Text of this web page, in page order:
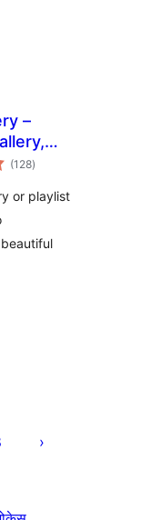
–
(128कुल
दर)
or playlist